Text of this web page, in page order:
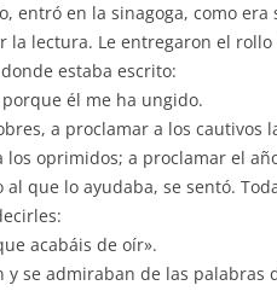
entró en la sinagoga, como era
la lectura. Le entregaron el
estaba escrito:
él me ha ungido.
a proclamar a los cautivos
oprimidos; a proclamar el
que lo ayudaba, se sentó.
acabáis de oír».
y se admiraban de las palabras